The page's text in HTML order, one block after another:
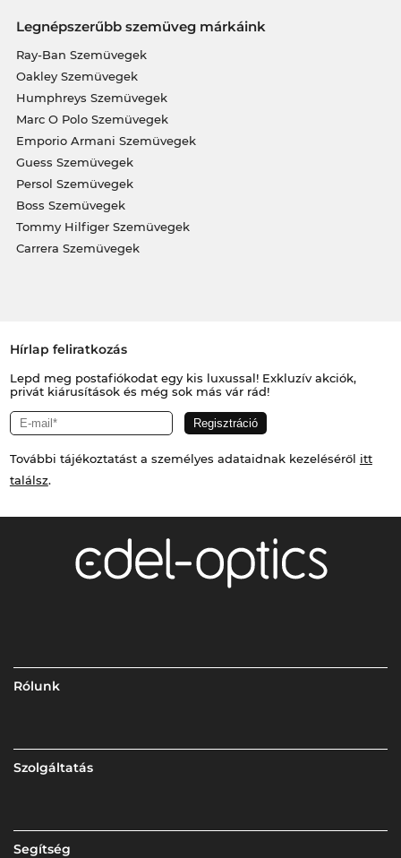
Legnépszerűbb szemüveg márkáink
Ray-Ban Szemüvegek
Oakley Szemüvegek
Humphreys Szemüvegek
Marc O Polo Szemüvegek
Emporio Armani Szemüvegek
Guess Szemüvegek
Persol Szemüvegek
Boss Szemüvegek
Tommy Hilfiger Szemüvegek
Carrera Szemüvegek
Hírlap feliratkozás
Lepd meg postafiókodat egy kis luxussal! Exkluzív akciók,
privát kiárusítások és még sok más vár rád!
További tájékoztatást a személyes adataidnak kezeléséről itt
találsz.
Rólunk
Szolgáltatás
Segítség